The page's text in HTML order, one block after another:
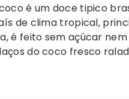
é um doce tipico
de clima tropical,
é feito sem açúcar
do coco fresco